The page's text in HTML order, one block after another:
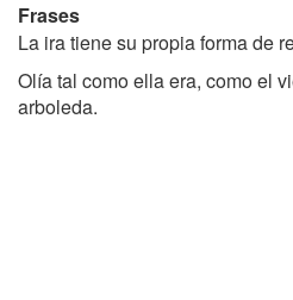
Frases
La ira tiene su propia forma de
Olía tal como ella era, como el
arboleda.